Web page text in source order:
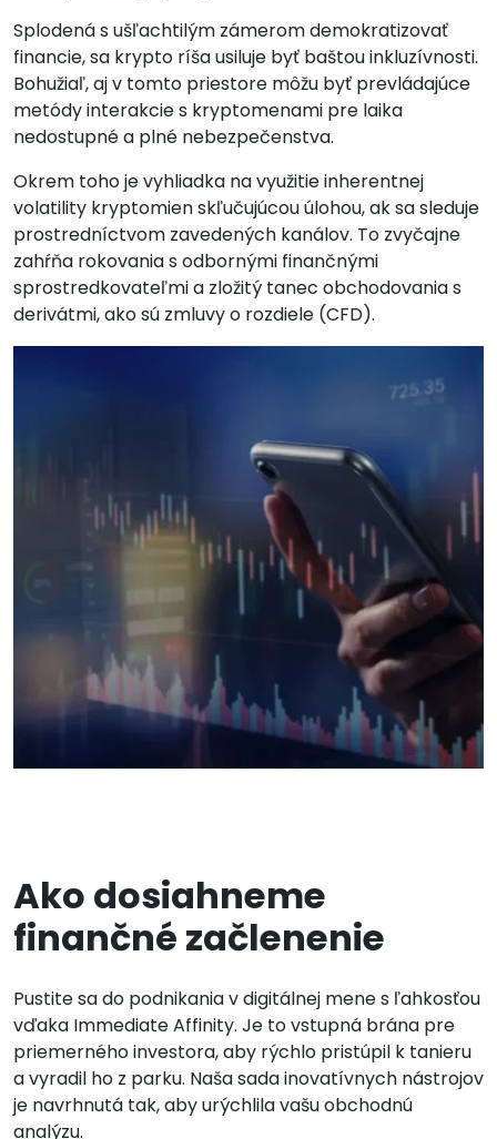
Splodená s ušľachtilým zámerom demokratizovať
financie, sa krypto ríša usiluje byť baštou inkluzívnosti.
Bohužiaľ, aj v tomto priestore môžu byť prevládajúce
metódy interakcie s kryptomenami pre laika
nedostupné a plné nebezpečenstva.
Okrem toho je vyhliadka na využitie inherentnej
volatility kryptomien skľučujúcou úlohou, ak sa sleduje
prostredníctvom zavedených kanálov. To zvyčajne
zahŕňa rokovania s odbornými finančnými
sprostredkovateľmi a zložitý tanec obchodovania s
derivátmi, ako sú zmluvy o rozdiele (CFD).
Ako dosiahneme
finančné začlenenie
Pustite sa do podnikania v digitálnej mene s ľahkosťou
vďaka Immediate Affinity. Je to vstupná brána pre
priemerného investora, aby rýchlo pristúpil k tanieru
a vyradil ho z parku. Naša sada inovatívnych nástrojov
je navrhnutá tak, aby urýchlila vašu obchodnú
analýzu.